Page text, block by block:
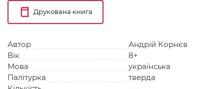
Друкована книга
Автор
Андрій Корнєв
Вік
8+
Мова
українська
Палітурка
тверда